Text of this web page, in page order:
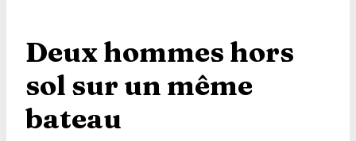
Deux hommes hors
sol sur un même
bateau